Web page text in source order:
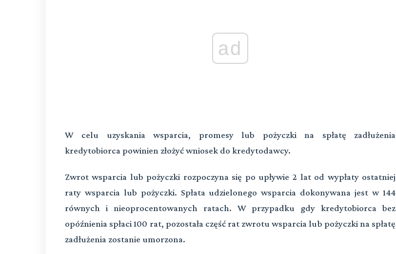
ad
W celu uzyskania wsparcia, promesy lub pożyczki na spłatę zadłużenia
kredytobiorca powinien złożyć wniosek do kredytodawcy.
Zwrot wsparcia lub pożyczki rozpoczyna się po upływie 2 lat od wypłaty ostatniej
raty wsparcia lub pożyczki. Spłata udzielonego wsparcia dokonywana jest w 144
równych i nieoprocentowanych ratach. W przypadku gdy kredytobiorca bez
opóźnienia spłaci 100 rat, pozostała część rat zwrotu wsparcia lub pożyczki na spłatę
zadłużenia zostanie umorzona.